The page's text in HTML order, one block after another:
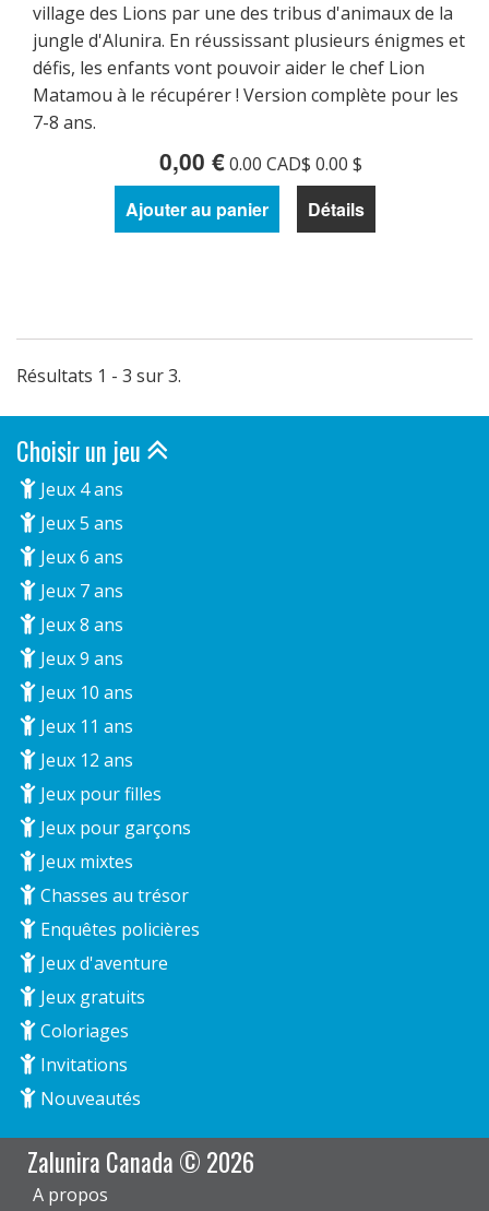
village des Lions par une des tribus d'animaux de la
jungle d'Alunira. En réussissant plusieurs énigmes et
défis, les enfants vont pouvoir aider le chef Lion
Matamou à le récupérer ! Version complète pour les
7-8 ans.
0,00 €0.00 CAD$ 0.00 $
Ajouter au panier Détails
Résultats 1 - 3 sur 3.
Choisir un jeu
Jeux 4 ans
Jeux 5 ans
Jeux 6 ans
Jeux 7 ans
Jeux 8 ans
Jeux 9 ans
Jeux 10 ans
Jeux 11 ans
Jeux 12 ans
Jeux pour filles
Jeux pour garçons
Jeux mixtes
Chasses au trésor
Enquêtes policières
Jeux d'aventure
Jeux gratuits
Coloriages
Invitations
Nouveautés
Zalunira Canada © 2026
A propos